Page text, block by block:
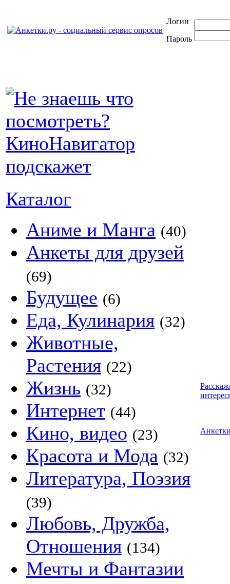
Логин
Пароль
Каталог
Аниме и Манга (40)
Анкеты для друзей
(69)
Будущее (6)
Еда, Кулинария (32)
Животные,
Растения (22)
Жизнь (32)
Интернет (44)
Кино, видео (23)
Красота и Мода (32)
Литература, Поэзия
(39)
Любовь, Дружба,
Отношения (134)
Мечты и Фантазии